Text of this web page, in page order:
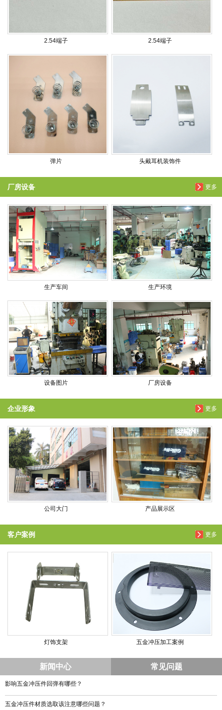
2.54端子 2.54端子
弹片 头戴耳机装饰件
更多
厂房设备
生产车间 生产环境
设备图片 厂房设备
更多
企业形象
公司大门 产品展示区
更多
客户案例
灯饰支架 五金冲压加工案例
新闻中心 常见问题
影响五金冲压件回弹有哪些？
五金冲压件材质选取该注意哪些问题？